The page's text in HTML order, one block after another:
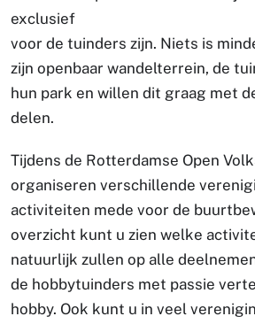
exclusief
voor de tuinders zijn. Niets is
zijn openbaar wandelterrein, de
hun park en willen dit graag met
delen.
Tijdens de Rotterdamse Open
organiseren verschillende
activiteiten mede voor de
overzicht kunt u zien welke
natuurlijk zullen op alle
de hobbytuinders met passie
hobby. Ook kunt u in veel